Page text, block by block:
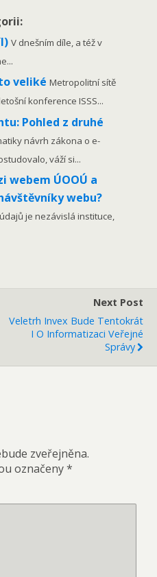
V dnešním díle, a též v
velikéMetropolitní sítě
konference ISSS...
Pohled z druhé
návrh zákona o e-
váží si...
webem ÚOOÚ a
webu?
je nezávislá instituce,
Next Post
Veletrh Invex Bude Tentokrát
I O Informatizaci Veřejné
Správy
zveřejněna.
označeny*